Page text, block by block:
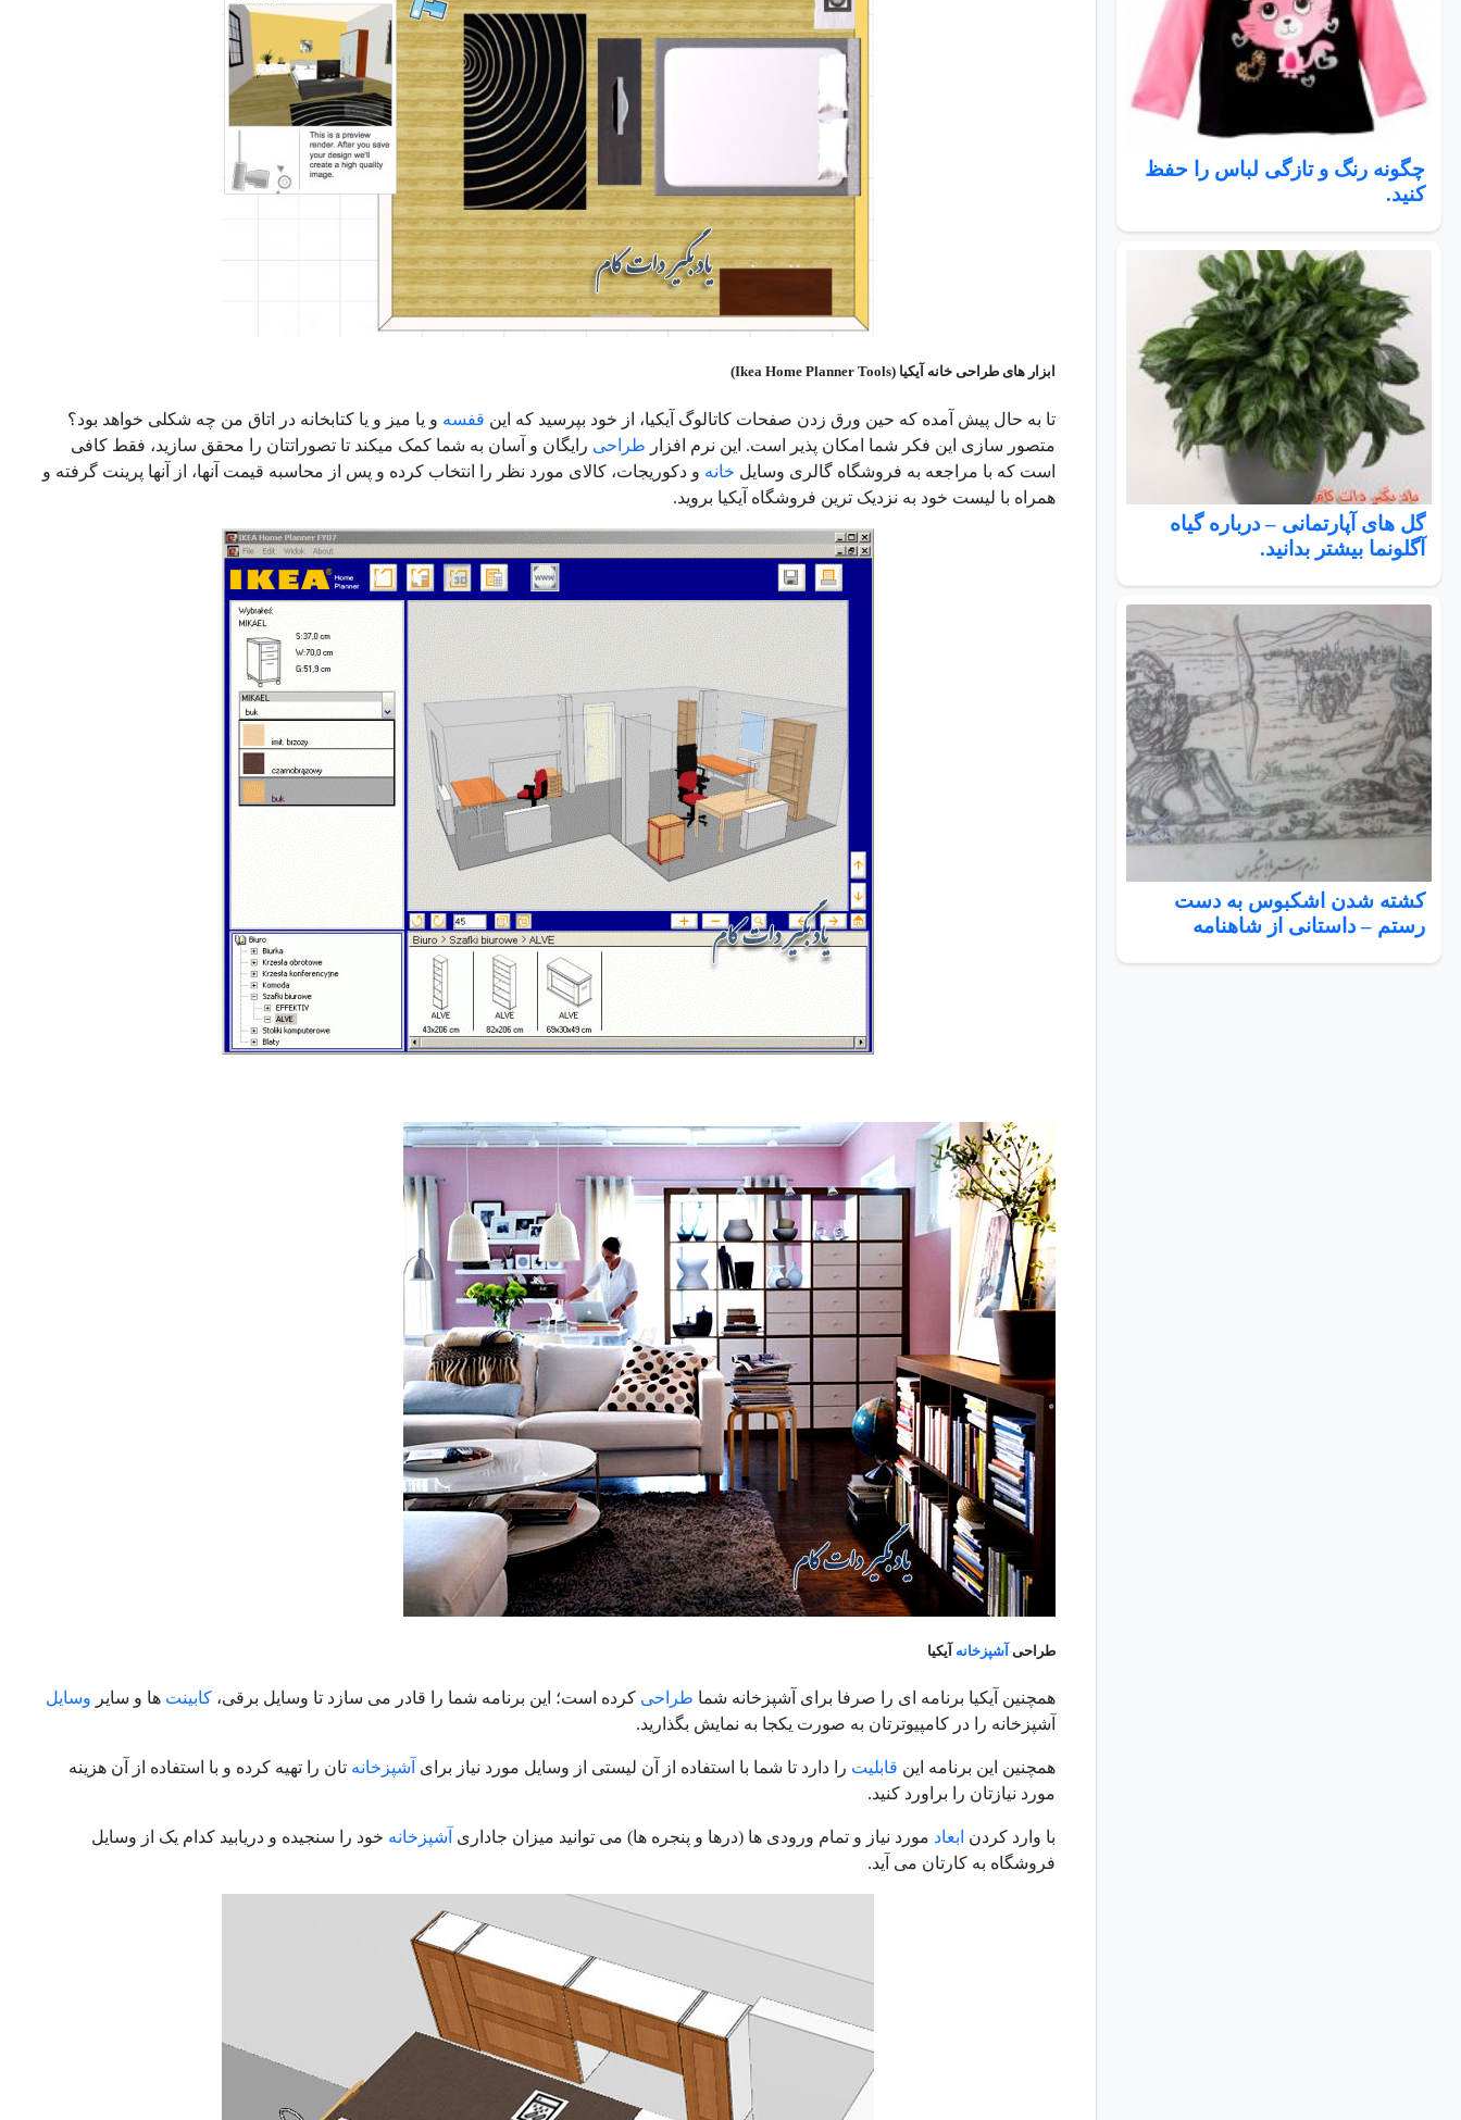
چگونه رنگ و تازگی لباس را حفظ
کنید.
گل های آپارتمانی – درباره گیاه
آگلونما بیشتر بدانید.
کشته شدن اشکبوس به دست
رستم – داستانی از شاهنامه
ابزار های طراحی خانه آیکیا (Ikea Home Planner Tools)
تا به حال پیش آمده که حین ورق زدن صفحات کاتالوگ آیکیا، از خود بپرسید که این قفسه و یا میز و یا کتابخانه در اتاق من چه شکلی خواهد بود؟
متصور سازی این فکر شما امکان پذیر است. این نرم افزار طراحی رایگان و آسان به شما کمک میکند تا تصوراتتان را محقق سازید، فقط کافی
است که با مراجعه به فروشگاه گالری وسایل خانه و دکوریجات، کالای مورد نظر را انتخاب کرده و پس از محاسبه قیمت آنها، از آنها پرینت گرفته و
همراه با لیست خود به نزدیک ترین فروشگاه آیکیا بروید.
طراحی آشپزخانه آیکیا
همچنین آیکیا برنامه ای را صرفا برای آشپزخانه شما طراحی کرده است؛ این برنامه شما را قادر می سازد تا وسایل برقی، کابینت ها و سایر وسایل
آشپزخانه را در کامپیوترتان به صورت یکجا به نمایش بگذارید.
همچنین این برنامه این قابلیت را دارد تا شما با استفاده از آن لیستی از وسایل مورد نیاز برای آشپزخانه تان را تهیه کرده و با استفاده از آن هزینه
مورد نیازتان را براورد کنید.
با وارد کردن ابعاد مورد نیاز و تمام ورودی ها (درها و پنجره ها) می توانید میزان جاداری آشپزخانه خود را سنجیده و دریابید کدام یک از وسایل
فروشگاه به کارتان می آید.